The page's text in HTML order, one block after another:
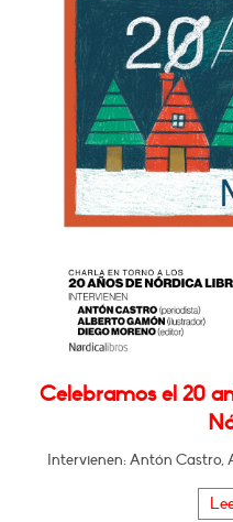
Celebramos el 20
Intervienen: Antón Castro,